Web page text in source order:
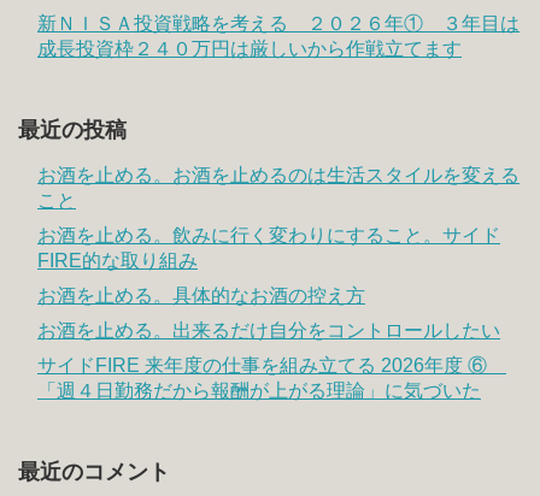
新ＮＩＳＡ投資戦略を考える ２０２６年① ３年目は
成長投資枠２４０万円は厳しいから作戦立てます
最近の投稿
お酒を止める。お酒を止めるのは生活スタイルを変える
こと
お酒を止める。飲みに行く変わりにすること。サイド
FIRE的な取り組み
お酒を止める。具体的なお酒の控え方
お酒を止める。出来るだけ自分をコントロールしたい
サイドFIRE 来年度の仕事を組み立てる 2026年度 ⑥
「週４日勤務だから報酬が上がる理論」に気づいた
最近のコメント